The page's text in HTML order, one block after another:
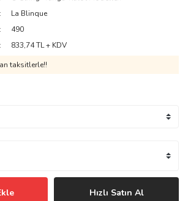
La Blinque
490
833,74 TL + KDV
taksitlerle!!
Hızlı Satın Al